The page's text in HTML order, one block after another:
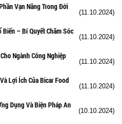
Vạn Năng Trong Đời
(11.10.2024)
Biến – Bí Quyết Chăm Sóc
(11.10.2024)
Ngành Công Nghiệp
(11.10.2024)
Lợi Ích Của Bicar Food
(11.10.2024)
Dụng Và Biện Pháp An
(10.10.2024)